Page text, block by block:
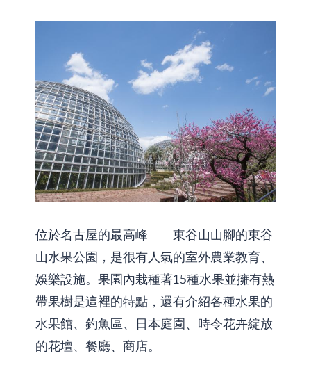
位於名古屋的最高峰——東谷山山腳的東谷
山水果公園，是很有人氣的室外農業教育、
娛樂設施。果園內栽種著15種水果並擁有熱
帶果樹是這裡的特點，還有介紹各種水果的
水果館、釣魚區、日本庭園、時令花卉綻放
的花壇、餐廳、商店。